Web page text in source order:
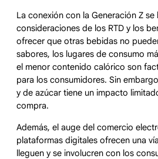
La conexión con la Generación Z
consideraciones de los RTD y los
ofrecer que otras bebidas no
sabores, los lugares de consumo
el menor contenido calórico son
para los consumidores. Sin
y de azúcar tiene un impacto
compra.
Además, el auge del comercio
plataformas digitales ofrecen una
lleguen y se involucren con los